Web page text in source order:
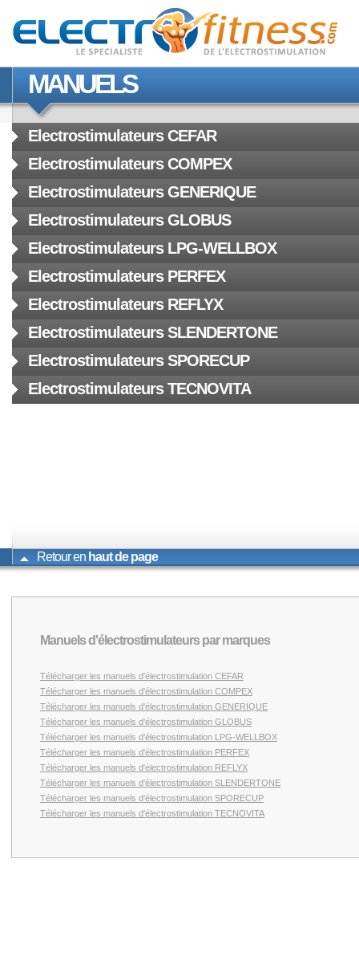
MANUELS
Electrostimulateurs CEFAR
Electrostimulateurs COMPEX
Electrostimulateurs GENERIQUE
Electrostimulateurs GLOBUS
Electrostimulateurs LPG-WELLBOX
Electrostimulateurs PERFEX
Electrostimulateurs REFLYX
Electrostimulateurs SLENDERTONE
Electrostimulateurs SPORECUP
Electrostimulateurs TECNOVITA
Retour en haut de page
Manuels d'électrostimulateurs par marques
Télécharger les manuels d'électrostimulation CEFAR
Télécharger les manuels d'électrostimulation COMPEX
Télécharger les manuels d'électrostimulation GENERIQUE
Télécharger les manuels d'électrostimulation GLOBUS
Télécharger les manuels d'électrostimulation LPG-WELLBOX
Télécharger les manuels d'électrostimulation PERFEX
Télécharger les manuels d'électrostimulation REFLYX
Télécharger les manuels d'électrostimulation SLENDERTONE
Télécharger les manuels d'électrostimulation SPORECUP
Télécharger les manuels d'électrostimulation TECNOVITA